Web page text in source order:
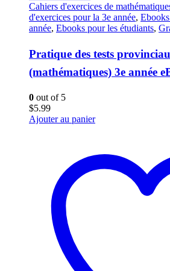
Cahiers d'exercices de
d'exercices pour la 3e année,
année, Ebooks pour les étudiants,
Pratique des tests
(mathématiques) 3e année
0 out of 5
$5.99
Ajouter au panier